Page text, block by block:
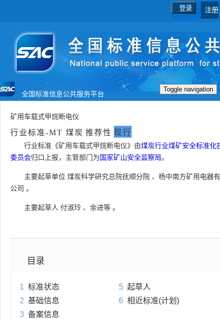
注册
登录
Toggle navigation
全国标准信息公共服务平台
首页
地方标准 团体标准
国际标准 国外标准 技术委员会
矿用车载式甲烷断电仪
行业标准-MT 煤炭 推荐性 现行
行业标准《矿用车载式甲烷断电仪》由煤炭行业煤矿安全标准化
委员会归口上报，主管部门为国家矿山安全监察局。
主要起草单位 煤炭科学研究总院抚顺分院 、 杨中南方矿用电器
公司 。
主要起草人 付淑玲 、 余进等 。
目录
1 标准状态
2 基础信息
3 备案信息
5 起草人
6 相近标准(计划)